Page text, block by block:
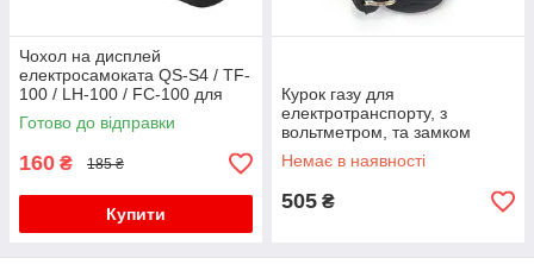
Чохол на дисплей
електросамоката QS-S4 / TF-
100 / LH-100 / FC-100 для
Kugoo M4, M4 Pro –
силіконовий захисний,
Готово до відправки
160 ₴ 185 ₴
Купити
Курок газу для
електротранспорту, з
вольтметром, та замком
запалювання (5V – 99V)
Немає в наявності
505 ₴